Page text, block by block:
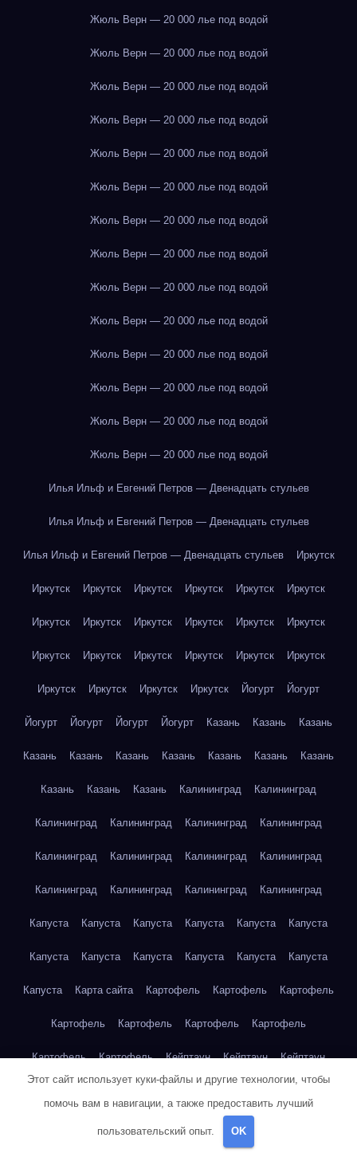
Жюль Верн — 20 000 лье под водой
Жюль Верн — 20 000 лье под водой
Жюль Верн — 20 000 лье под водой
Жюль Верн — 20 000 лье под водой
Жюль Верн — 20 000 лье под водой
Жюль Верн — 20 000 лье под водой
Жюль Верн — 20 000 лье под водой
Жюль Верн — 20 000 лье под водой
Жюль Верн — 20 000 лье под водой
Жюль Верн — 20 000 лье под водой
Жюль Верн — 20 000 лье под водой
Жюль Верн — 20 000 лье под водой
Жюль Верн — 20 000 лье под водой
Жюль Верн — 20 000 лье под водой
Илья Ильф и Евгений Петров — Двенадцать стульев
Илья Ильф и Евгений Петров — Двенадцать стульев
Илья Ильф и Евгений Петров — Двенадцать стульев Иркутск
Иркутск Иркутск Иркутск Иркутск Иркутск Иркутск
Иркутск Иркутск Иркутск Иркутск Иркутск Иркутск
Иркутск Иркутск Иркутск Иркутск Иркутск Иркутск
Иркутск Иркутск Иркутск Иркутск Йогурт Йогурт
Йогурт Йогурт Йогурт Йогурт Казань Казань Казань
Казань Казань Казань Казань Казань Казань Казань
Казань Казань Казань Калининград Калининград
Калининград Калининград Калининград Калининград
Калининград Калининград Калининград Калининград
Калининград Калининград Калининград Калининград
Капуста Капуста Капуста Капуста Капуста Капуста
Капуста Капуста Капуста Капуста Капуста Капуста
Капуста Карта сайта Картофель Картофель Картофель
Картофель Картофель Картофель Картофель
Картофель Картофель Кейптаун Кейптаун Кейптаун
Кейптаун Кейптаун
Этот сайт использует куки-файлы и другие технологии, чтобы
помочь вам в навигации, а также предоставить лучший
пользовательский опыт. OK